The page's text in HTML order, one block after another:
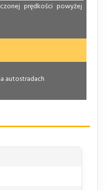
prędkości powyżej
autostradach